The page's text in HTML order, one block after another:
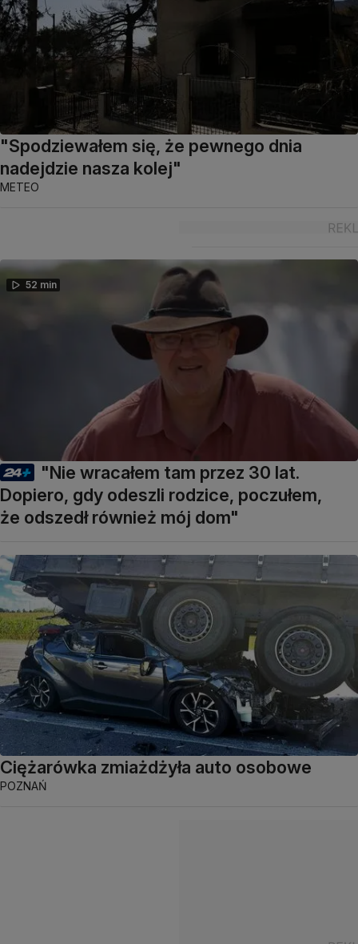
"Spodziewałem się, że pewnego dnia
nadejdzie nasza kolej"
METEO
52 min
"Nie wracałem tam przez 30 lat.
Dopiero, gdy odeszli rodzice, poczułem,
że odszedł również mój dom"
Ciężarówka zmiażdżyła auto osobowe
POZNAŃ